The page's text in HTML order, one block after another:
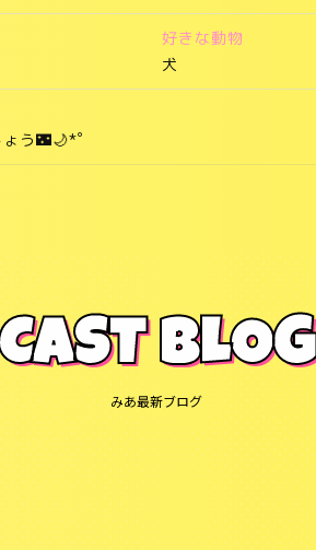
好きな動物
犬
う🌃🌙*ﾟ
BLOG
みあ最新ブログ